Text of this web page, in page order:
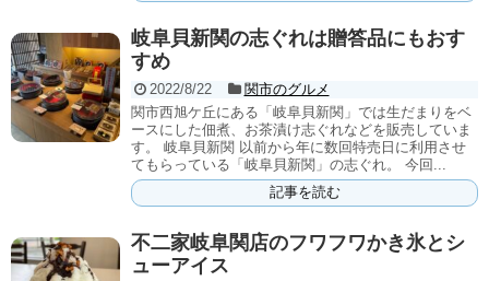
岐阜貝新関の志ぐれは贈答品にもおす
すめ
2022/8/22
関市のグルメ
関市西旭ケ丘にある「岐阜貝新関」では生だまりをベ
ースにした佃煮、お茶漬け志ぐれなどを販売していま
す。 岐阜貝新関 以前から年に数回特売日に利用させ
てもらっている「岐阜貝新関」の志ぐれ。 今回...
記事を読む
不二家岐阜関店のフワフワかき氷とシ
ューアイス